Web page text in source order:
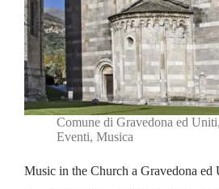
Comune di Gravedona ed Uniti,
Eventi, Musica
Music in the Church a Gravedona ed